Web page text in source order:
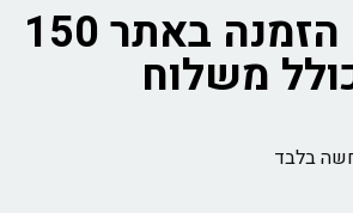
*מינימום הזמנה באתר 150
משלוח
בלבד